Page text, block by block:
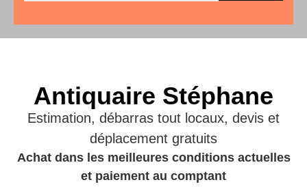
Antiquaire Stéphane
Estimation, débarras tout locaux, devis et
déplacement gratuits
Achat dans les meilleures conditions actuelles
et paiement au comptant